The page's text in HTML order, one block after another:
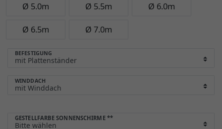
Ø 5.0m Ø 5.5m Ø 6.0m
Ø 6.5m Ø 7.0m
BEFESTIGUNG
WINDDACH
GESTELLFARBE SONNENSCHIRME **